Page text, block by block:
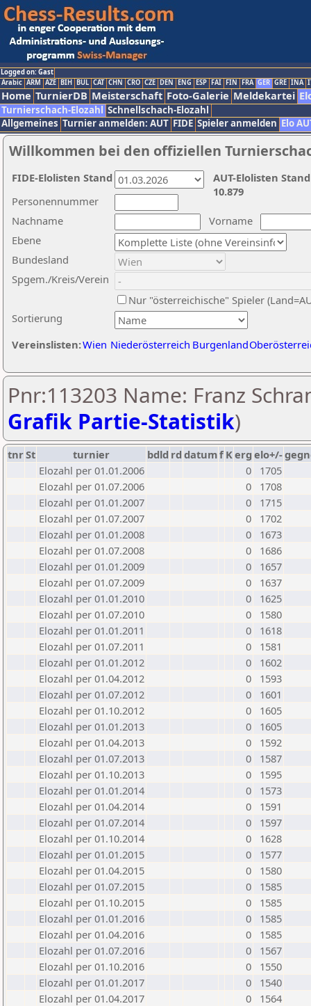
Logged on: Gast
Arabic ARM AZE BIH BUL CAT CHN CRO CZE DEN ENG ESP FAI FIN FRA GER GRE INA
Home TurnierDB Meisterschaft Foto-Galerie Meldekartei
Turnierschach-Elozahl Schnellschach-Elozahl
Allgemeines Turnier anmelden: AUT FIDE Spieler anmelden Elo
Willkommen bei den offiziellen
Nachname
Vorname
Ebene
Sortierung
Personennummer
Bundesland
Spgem./Kreis/Verein
Nur "österreichische" Spieler
Vereinslisten:Wien Niederösterreich Burgenland
AUT-Elolisten
10.879
FIDE-Elolisten Stand
Pnr:113203 Name: Franz
Grafik Partie-Statistik)
tnrSt turnier bdld rd datumf Kerg elo+/-
Elozahl per 01.01.2006
0
1705
Elozahl per 01.07.2006
0
1708
Elozahl per 01.01.2007
0
1715
Elozahl per 01.07.2007
0
1702
Elozahl per 01.01.2008
0
1673
Elozahl per 01.07.2008
0
1686
Elozahl per 01.01.2009
0
1657
Elozahl per 01.07.2009
0
1637
Elozahl per 01.01.2010
0
1625
Elozahl per 01.07.2010
0
1580
Elozahl per 01.01.2011
0
1618
Elozahl per 01.07.2011
0
1581
Elozahl per 01.01.2012
0
1602
Elozahl per 01.04.2012
0
1593
Elozahl per 01.07.2012
0
1601
Elozahl per 01.10.2012
0
1605
Elozahl per 01.01.2013
0
1605
Elozahl per 01.04.2013
0
1592
Elozahl per 01.07.2013
0
1587
Elozahl per 01.10.2013
0
1595
Elozahl per 01.01.2014
0
1573
Elozahl per 01.04.2014
0
1591
Elozahl per 01.07.2014
0
1597
Elozahl per 01.10.2014
0
1628
Elozahl per 01.01.2015
0
1577
Elozahl per 01.04.2015
0
1580
Elozahl per 01.07.2015
0
1585
Elozahl per 01.10.2015
0
1585
Elozahl per 01.01.2016
0
1585
Elozahl per 01.04.2016
0
1585
Elozahl per 01.07.2016
0
1567
Elozahl per 01.10.2016
0
1550
Elozahl per 01.01.2017
0
1540
Elozahl per 01.04.2017
0
1564